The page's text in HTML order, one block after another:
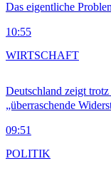
Das eigentliche
10:55
Deutschland zeigt
„überraschende
09:51
WIRTSCHAFT
POLITIK